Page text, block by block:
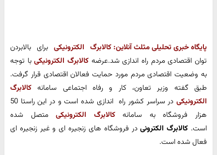
پایگاه خبری تحلیلی مثلث آنلاین: کالابرگ الکترونیکی برای بالابردن
توان اقتصادی مردم راه اندازی شد.عرضه کالابرگ الکترونیکیبا توجه
به وضعیت اقتصادی مردم مورد حمایت فعالان اقتصادی قرار گرفت.
طبق گفته وزیر تعاون، کار و رفاه اجتماعی سامانه کالابرگ
الکترونیکی
در سراسر کشور راه اندازی شده است و در این راستا 50
هزار فروشگاه به سامانهکالابرگ الکترونیکیمتصل شده
است. کالابرگ الکترونیدر فروشگاه های زنجیره ای و غیر زنجیره ای
فعال شده است.